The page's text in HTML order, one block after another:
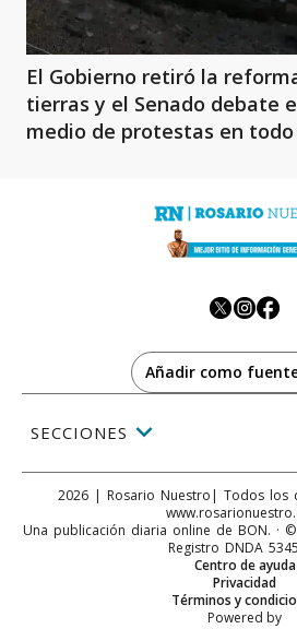
El Gobierno retiró la
tierras y el Senado debate
medio de protestas en
Añadir como
SECCIONES
2026| Rosario Nuestro | Todos los
www.
Una publicación diaria online de BON. · ©
Registro DNDA
Términos y
Privacidad
Centro de ayuda
Powered by